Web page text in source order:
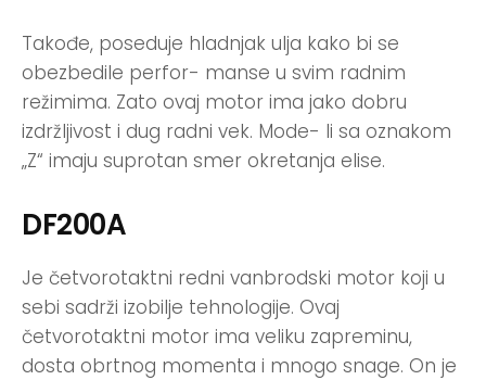
Takođe, poseduje hladnjak ulja kako bi se
obezbedile perfor- manse u svim radnim
režimima. Zato ovaj motor ima jako dobru
izdržljivost i dug radni vek. Mode- li sa oznakom
„Z“ imaju suprotan smer okretanja elise.
DF200A
Je četvorotaktni redni vanbrodski motor koji u
sebi sadrži izobilje tehnologije. Ovaj
četvorotaktni motor ima veliku zapreminu,
dosta obrtnog momenta i mnogo snage. On je